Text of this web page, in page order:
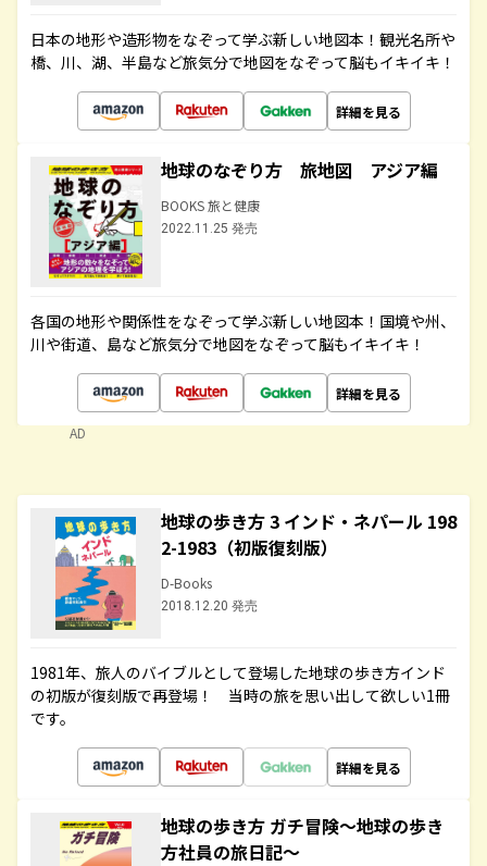
日本の地形や造形物をなぞって学ぶ新しい地図本！観光名所や
橋、川、湖、半島など旅気分で地図をなぞって脳もイキイキ！
詳細を見る
地球のなぞり方 旅地図 アジア編
BOOKS 旅と健康
2022.11.25 発売
各国の地形や関係性をなぞって学ぶ新しい地図本！国境や州、
川や街道、島など旅気分で地図をなぞって脳もイキイキ！
詳細を見る
AD
地球の歩き方 3 インド・ネパール 198
2-1983（初版復刻版）
D-Books
2018.12.20 発売
1981年、旅人のバイブルとして登場した地球の歩き方インド
の初版が復刻版で再登場！ 当時の旅を思い出して欲しい1冊
です。
詳細を見る
地球の歩き方 ガチ冒険～地球の歩き
方社員の旅日記～